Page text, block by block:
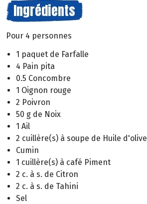
Ingrédients
Pour 4 personnes
1 paquet de Farfalle
4 Pain pita
0.5 Concombre
1 Oignon rouge
2 Poivron
50 g de Noix
1 Ail
2 cuillère(s) à soupe de Huile d'olive
Cumin
1 cuillère(s) à café Piment
2 c. à s. de Citron
2 c. à s. de Tahini
Sel